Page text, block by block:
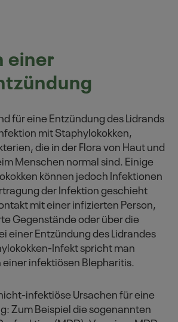
einer
für eine Entzündung des Lidrands
mit Staphylokokken,
die in der Flora von Haut und
Menschen normal sind. Einige
können jedoch Infektionen
der Infektion geschieht
mit einer infizierten Person,
Gegenstände oder über die
einer Entzündung des Lidrandes
Infekt spricht man
infektiösen Blepharitis.
infektiöse Ursachen für eine
Zum Beispiel die sogenannten